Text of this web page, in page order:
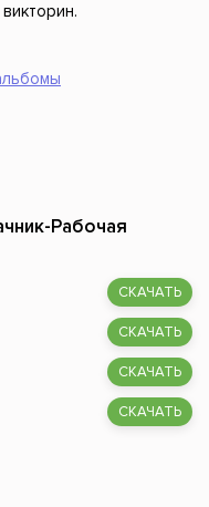
Рабочая
СКАЧАТЬ
СКАЧАТЬ
СКАЧАТЬ
СКАЧАТЬ